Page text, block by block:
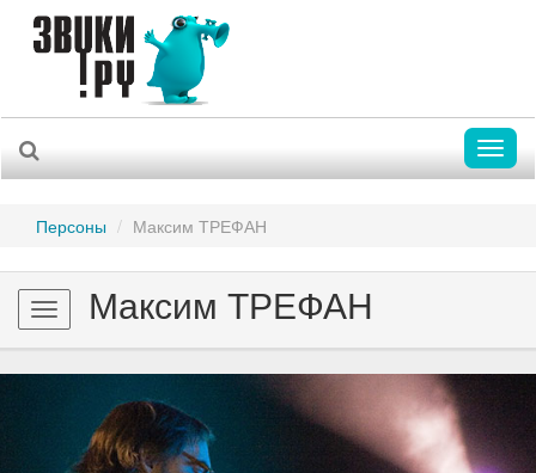
Персоны Максим ТРЕФАН
Toggle
navigation
Максим ТРЕФАН